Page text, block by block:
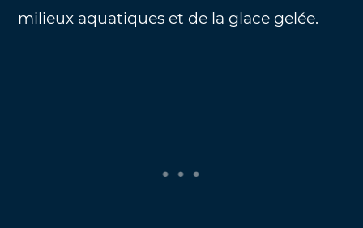
milieux aquatiques et de la glace gelée.